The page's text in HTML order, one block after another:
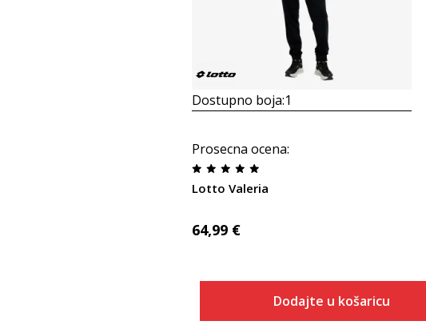
Dostupno boja:1
Prosecna ocena:
Lotto Valeria
64,99 €
Dodajte u košaricu